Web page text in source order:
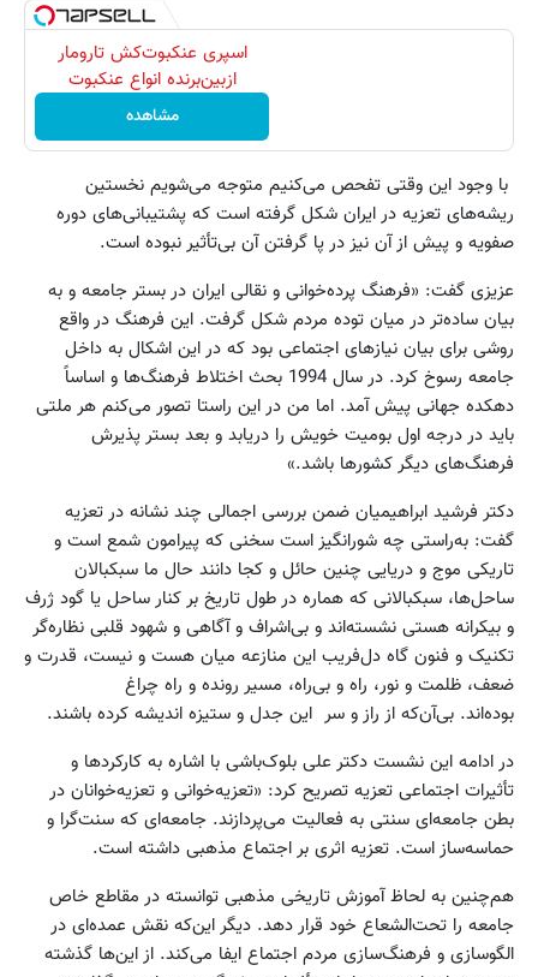
اسپری عنکبوت‌‌کش تارومار
ازبین‌برنده انواع عنکبوت
مشاهده
با وجود این وقتی تفحص می‌کنیم متوجه می‌شویم نخستین
ریشه‌های تعزیه در ایران شکل گرفته است که پشتیبانی‌های دوره
صفویه و پیش از آن نیز در پا گرفتن آن بی‌تأثیر نبوده است.
عزیزی گفت: «فرهنگ پرده‌خوانی و نقالی ایران در بستر جامعه و به
بیان ساده‌تر در میان توده مردم شکل گرفت. این فرهنگ در واقع
روشی برای بیان نیازهای اجتماعی بود که در این اشکال به داخل
جامعه رسوخ کرد. در سال 1994 بحث اختلاط فرهنگ‌ها و اساساً
دهکده جهانی پیش آمد. اما من در این راستا تصور می‌کنم هر ملتی
باید در درجه اول بومیت خویش را دریابد و بعد بستر پذیرش
فرهنگ‌های دیگر کشور‌ها باشد.»
دکتر فرشید ابراهیمیان ضمن بررسی اجمالی چند نشانه در تعزیه
گفت: به‌راستی چه شورانگیز است سخنی که پیرامون شمع است و
تاریکی موج و دریایی چنین حائل و کجا دانند حال ما سبکبالان
ساحل‌ها، سبکبالانی که هماره در طول تاریخ بر کنار ساحل یا گود ژرف
و بیکرانه هستی نشسته‌اند و بی‌اشراف و آگاهی و شهود قلبی نظاره‌گر
تکنیک و فنون گاه دل‌فریب این منازعه میان هست و نیست، قدرت و
ضعف، ظلمت و نور، راه و بی‌راه، مسیر رونده و راه چراغ
بوده‌اند. بی‌آن‌که از راز و سر این جدل و ستیزه اندیشه کرده باشند.
در ادامه این نشست دکتر علی بلوک‌باشی با اشاره به کارکردها و
تأثیرات اجتماعی تعزیه تصریح کرد: «تعزیه‌خوانی و تعزیه‌خوانان در
بطن جامعه‌ای سنتی به فعالیت می‌پردازند. جامعه‌ای که سنت‌گرا و
حماسه‌ساز است. تعزیه اثری بر اجتماع مذهبی داشته است.
هم‌چنین به لحاظ آموزش تاریخی مذهبی توانسته در مقاطع خاص
جامعه را تحت‌الشعاع خود قرار دهد. دیگر این‌که نقش عمده‌ای در
الگوسازی و فرهنگ‌سازی مردم اجتماع ایفا می‌کند. از این‌ها گذشته